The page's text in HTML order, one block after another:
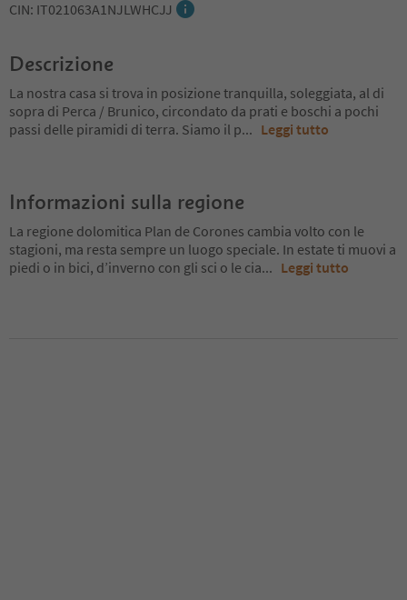
CIN: IT021063A1NJLWHCJJ
Descrizione
La nostra casa si trova in posizione tranquilla, soleggiata, al di
sopra di Perca / Brunico, circondato da prati e boschi a pochi
passi delle piramidi di terra. Siamo il p... Leggi tutto
Informazioni sulla regione
La regione dolomitica Plan de Corones cambia volto con le
stagioni, ma resta sempre un luogo speciale. In estate ti muovi a
piedi o in bici, d’inverno con gli sci o le cia... Leggi tutto